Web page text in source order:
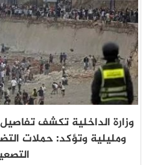
وزارة الداخلية تكشف
ومليلية وتؤكد: حملات